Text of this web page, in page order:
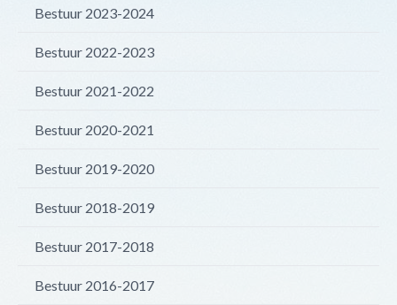
Bestuur 2023-2024
Bestuur 2022-2023
Bestuur 2021-2022
Bestuur 2020-2021
Bestuur 2019-2020
Bestuur 2018-2019
Bestuur 2017-2018
Bestuur 2016-2017